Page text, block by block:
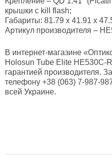
крышки с kill flash;
Габариты: 81.79 x 41.91 x
Артикул производителя –
В интернет-магазине
Holosun Tube Elite HE530C-
гарантией производителя.
телефону +38 (063) 7-987-
всей Украине.